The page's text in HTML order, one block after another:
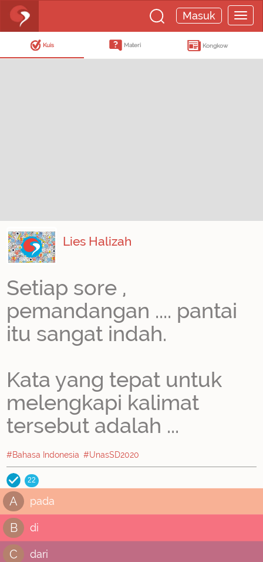
Masuk
Kuis Materi Kongkow
Lies Halizah
Setiap sore ,
pemandangan .... pantai
itu sangat indah.
Kata yang tepat untuk
melengkapi kalimat
tersebut adalah ...
#Bahasa Indonesia #UnasSD2020
22
A pada
B di
C dari